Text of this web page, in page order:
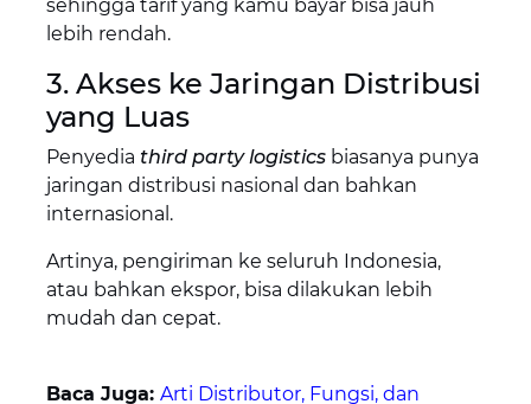
sehingga tarif yang kamu bayar bisa jauh
lebih rendah.
3. Akses ke Jaringan Distribusi
yang Luas
Penyedia third party logisticsbiasanya punya
jaringan distribusi nasional dan bahkan
internasional.
Artinya, pengiriman ke seluruh Indonesia,
atau bahkan ekspor, bisa dilakukan lebih
mudah dan cepat.
Baca Juga: Arti Distributor, Fungsi, dan